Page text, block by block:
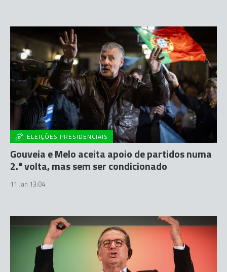
ELEIÇÕES PRESIDENCIAIS
Gouveia e Melo aceita apoio de partidos numa
2.ª volta, mas sem ser condicionado
11 Jan 13:04